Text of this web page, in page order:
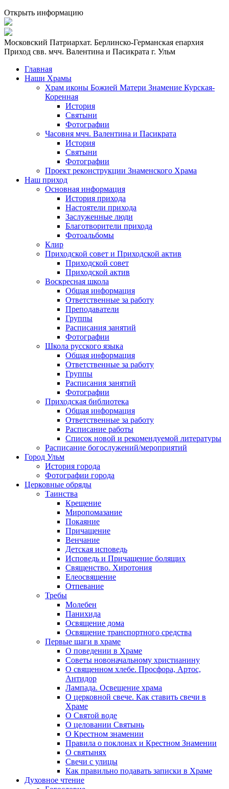
Открыть информацию
Московский Патриархат. Берлинско-Германская епархия
Приход свв. мчч. Валентина и Пасикрата г. Ульм
Главная
Наши Храмы
Храм иконы Божией Матери Знамение Курская-
Коренная
История
Святыни
Фотографии
Часовня мчч. Валентина и Пасикрата
История
Святыни
Фотографии
Проект реконструкции Знаменского Храма
Наш приход
Основная информация
История прихода
Настоятели прихода
Заслуженные люди
Благотворители прихода
Фотоальбомы
Клир
Приходской совет и Приходской актив
Приходской совет
Приходской актив
Воскресная школа
Общая информация
Ответственные за работу
Преподаватели
Группы
Расписания занятий
Фотографии
Школа русского языка
Общая информация
Ответственные за работу
Группы
Расписания занятий
Фотографии
Приходская библиотека
Общая информация
Ответственные за работу
Расписание работы
Список новой и рекомендуемой литературы
Расписание богослужений/мероприятий
Город Ульм
История города
Фотографии города
Церковные обряды
Таинства
Крещение
Миропомазание
Покаяние
Причащение
Венчание
Детская исповедь
Исповедь и Причащение болящих
Священство. Хиротония
Елеосвящение
Отпевание
Требы
Молебен
Панихида
Освящение дома
Освящение транспортного средства
Первые шаги в храме
О поведении в Храме
Советы новоначальному христианину
О священном хлебе. Просфора, Артос,
Антидор
Лампада. Освещение храма
О церковной свече. Как ставить свечи в
Храме
О Святой воде
О целовании Святынь
О Крестном знамении
Правила о поклонах и Крестном Знамении
О святынях
Свечи с улицы
Как правильно подавать записки в Храме
Духовное чтение